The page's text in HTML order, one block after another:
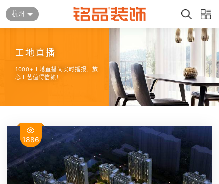
杭州
工地直播
1000+工地直播间实时播报，放
心工艺值得信赖！
1886